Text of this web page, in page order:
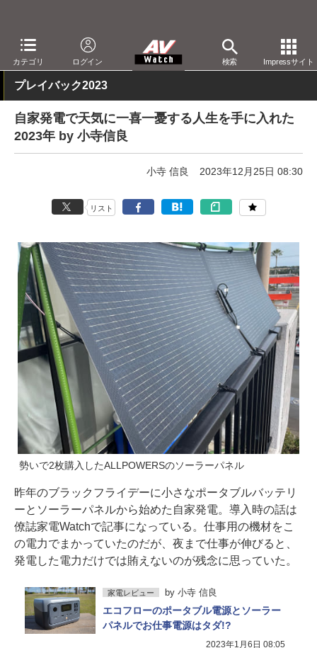
カテゴリ ログイン 検索 Impressサイト
AV Watch 製品 AV周辺機器
プレイバック2023
自家発電で天気に一喜一憂する人生を手に入れた
2023年 by 小寺信良
小寺 信良 2023年12月25日 08:30
リスト
勢いで2枚購入したALLPOWERSのソーラーパネル
昨年のブラックフライデーに小さなポータブルバッテリ
ーとソーラーパネルから始めた自家発電。導入時の話は
僚誌家電Watchで記事になっている。仕事用の機材をこ
の電力でまかっていたのだが、夜まで仕事が伸びると、
発電した電力だけでは賄えないのが残念に思っていた。
家電レビュー by 小寺 信良
エコフローのポータブル電源とソーラー
パネルでお仕事電源はタダ!?
2023年1月6日 08:05